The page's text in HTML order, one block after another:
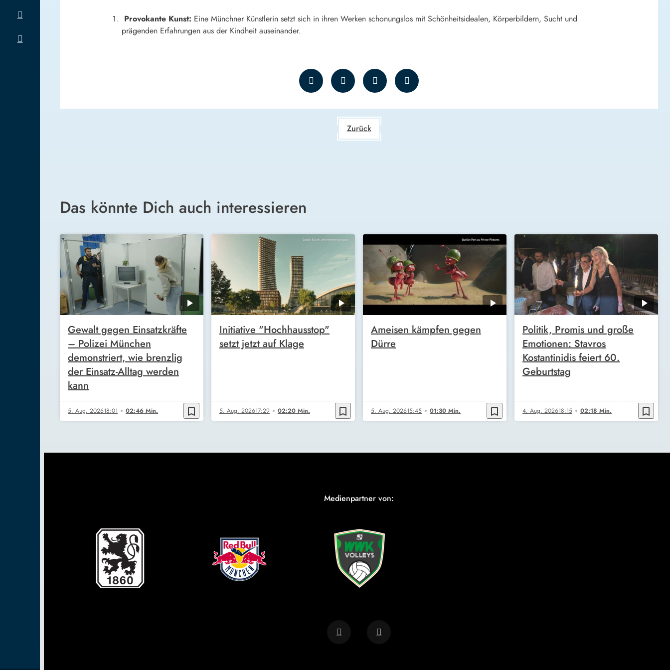
Provokante Kunst: Eine Münchner Künstlerin setzt sich in ihren Werken schonungslos mit Schönheitsidealen, Körperbildern, Sucht und
prägenden Erfahrungen aus der Kindheit auseinander.
Zurück
Das könnte Dich auch interessieren
Gewalt gegen Einsatzkräfte
– Polizei München
demonstriert, wie brenzlig
der Einsatz-Alltag werden
kann
5. Aug. 202618:01 02:46 Min. bookmark_border
Initiative "Hochhausstop"
setzt jetzt auf Klage
5. Aug. 202617:29 02:20 Min. bookmark_border
Ameisen kämpfen gegen
Dürre
5. Aug. 202615:45 01:30 Min. bookmark_border
Politik, Promis und große
Emotionen: Stavros
Kostantinidis feiert 60.
Geburtstag
4. Aug. 202618:15 02:18 Min. bookmark_border
Medienpartner von: